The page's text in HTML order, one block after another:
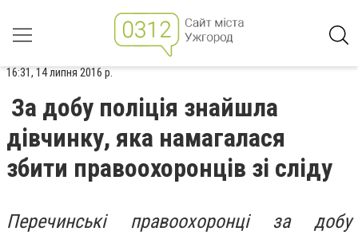
16:31, 14 липня 2016 р.
За добу поліція знайшла
дівчинку, яка намагалася
збити правоохоронців зі сліду
Перечинські правоохоронці за добу